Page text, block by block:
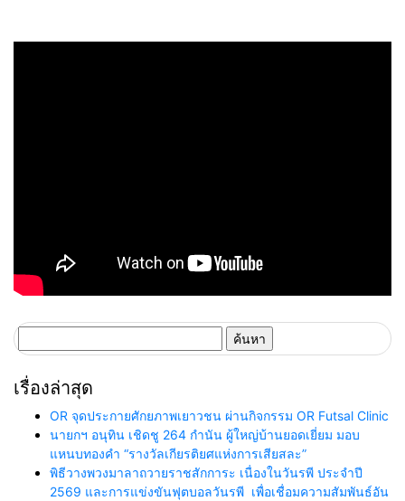
สำหรับ:
เรื่องล่าสุด
OR จุดประกายศักยภาพเยาวชน ผ่านกิจกรรม OR Futsal Clinic
นายกฯ อนุทิน เชิดชู 264 กำนัน ผู้ใหญ่บ้านยอดเยี่ยม มอบ
แหนบทองคำ “รางวัลเกียรติยศแห่งการเสียสละ”
พิธีวางพวงมาลาถวายราชสักการะ เนื่องในวันรพี ประจำปี
2569 และการแข่งขันฟุตบอลวันรพี เพื่อเชื่อมความสัมพันธ์อัน